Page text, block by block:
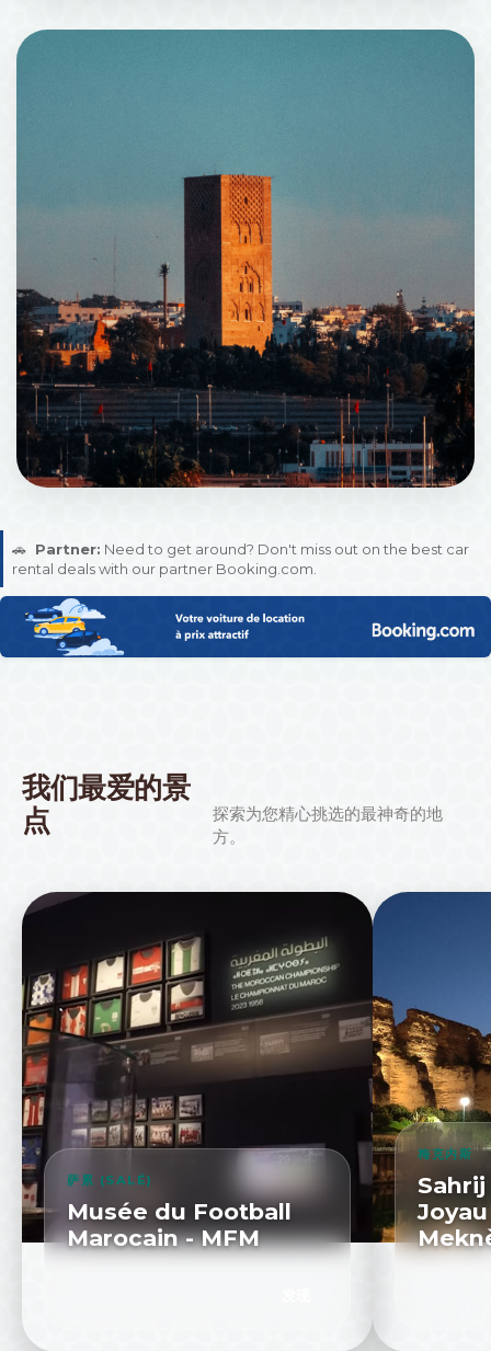
伊夫兰
841 机构场所
🚗 Partner: Need to get around? Don't miss out on the best car
rental deals with our partner Booking.com.
我们最爱的景
点
探索为您精心挑选的最神奇的地
方。
萨累 (SALÉ)
Musée du Football
Marocain - MFM
梅克内斯